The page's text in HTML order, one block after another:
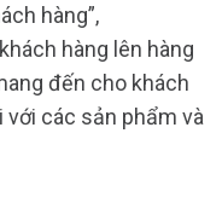
hàng”,
hàng lên hàng
đến cho khách
với các sản phẩm và